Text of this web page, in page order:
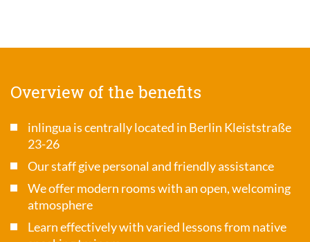
Overview of the benefits
inlingua is centrally located in Berlin Kleiststraße
23-26
Our staff give personal and friendly assistance
We offer modern rooms with an open, welcoming
atmosphere
Learn effectively with varied lessons from native